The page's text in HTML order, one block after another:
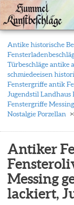
Antike historische
Türbeschläge antike
schmiedeeisen
Fenstergriffe antik
Jugendstil Landhaus
Fenstergriffe
Nostalgie Porzellan
Antiker
Messing
lackiert,